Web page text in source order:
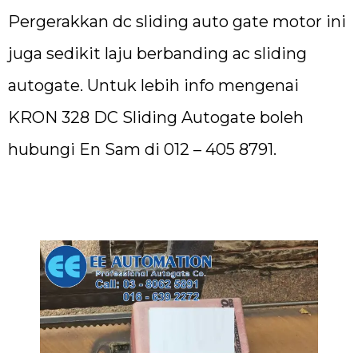
Pergerakkan dc sliding auto gate motor ini
juga sedikit laju berbanding ac sliding
autogate. Untuk lebih info mengenai
KRON 328 DC Sliding Autogate boleh
hubungi En Sam di 012 – 405 8791.